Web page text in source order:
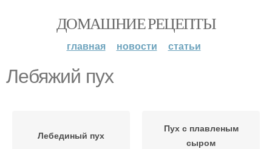
ДОМАШНИЕ РЕЦЕПТЫ
главная новости статьи
Лебяжий пух
Лебединый пух
Пух с плавленым
сыром